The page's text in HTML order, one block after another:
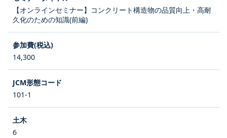
【オンラインセミナー】コンクリート構造物の品質向上・高耐
久化のための知識(前編)
14,300
101-1
6